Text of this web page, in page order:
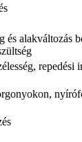
és alakváltozás
repedési